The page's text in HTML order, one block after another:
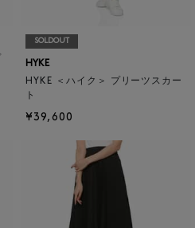
SOLDOUT
HYKE
HYKE ＜ハイク＞ プリーツスカー
ト
¥39,600